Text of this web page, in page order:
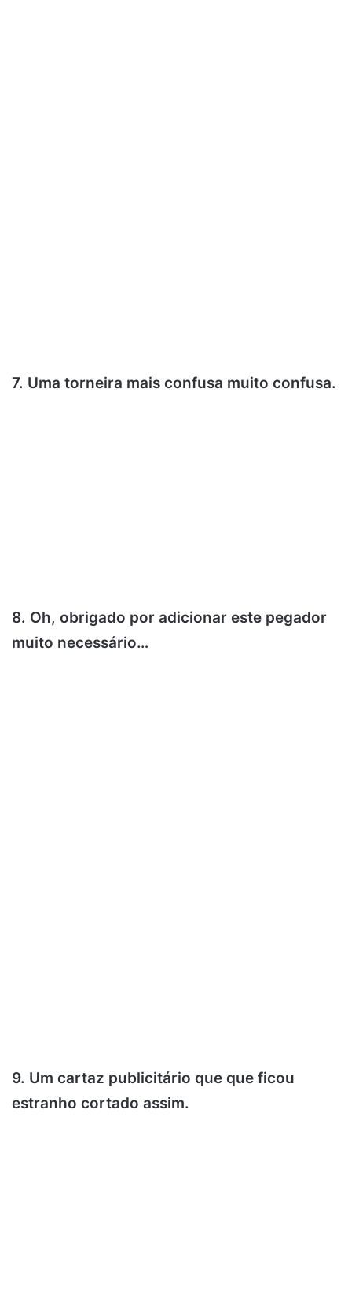
7. Uma torneira mais confusa muito confusa.
8. Oh, obrigado por adicionar este pegador
muito necessário…
9. Um cartaz publicitário que que ficou
estranho cortado assim.